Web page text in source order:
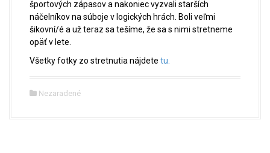
športových zápasov a nakoniec vyzvali starších
náčelníkov na súboje v logických hrách. Boli veľmi
šikovní/é a už teraz sa tešíme, že sa s nimi stretneme
opäť v lete.
Všetky fotky zo stretnutia nájdete tu
Nezaradené